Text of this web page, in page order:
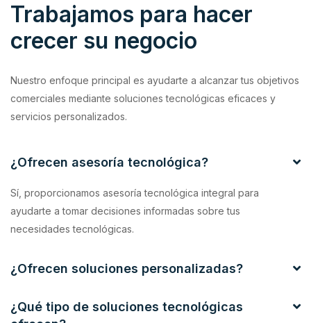
Trabajamos para hacer
crecer su negocio
Nuestro enfoque principal es ayudarte a alcanzar tus objetivos
comerciales mediante soluciones tecnológicas eficaces y
servicios personalizados.
¿Ofrecen asesoría tecnológica?
Sí, proporcionamos asesoría tecnológica integral para
ayudarte a tomar decisiones informadas sobre tus
necesidades tecnológicas.
¿Ofrecen soluciones personalizadas?
¿Qué tipo de soluciones tecnológicas